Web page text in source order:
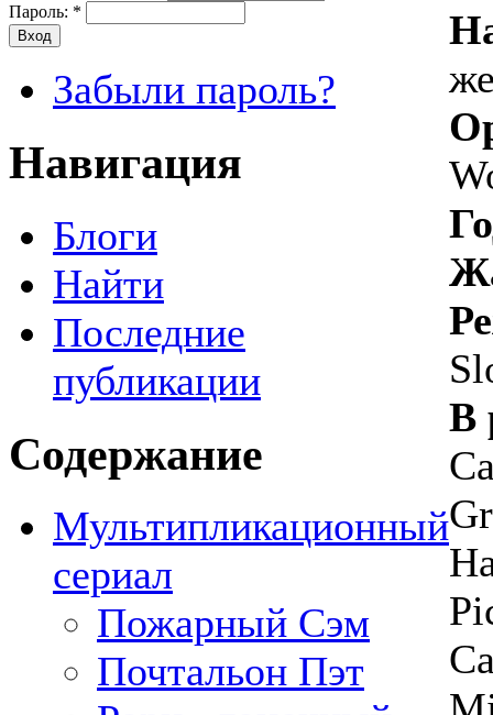
Пароль: *
Забыли пароль?
Навигация
Блоги
Найти
Последние
публикации
Содержание
Мультипликационный
сериал
Пожарный Сэм
Почтальон Пэт
В